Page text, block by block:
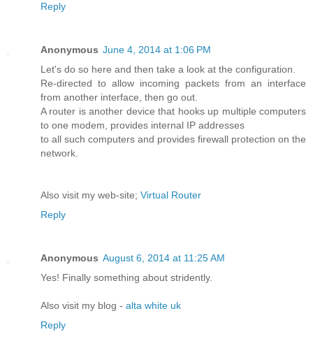
Reply
Anonymous June 4, 2014 at 1:06 PM
Let's do so here and then take a look at the configuration.
Re-directed to allow incoming packets from an interface
from another interface, then go out.
A router is another device that hooks up multiple computers
to one modem, provides internal IP addresses
to all such computers and provides firewall protection on the
network.
Also visit my web-site; Virtual Router
Reply
Anonymous August 6, 2014 at 11:25 AM
Yes! Finally something about stridently.
Also visit my blog - alta white uk
Reply